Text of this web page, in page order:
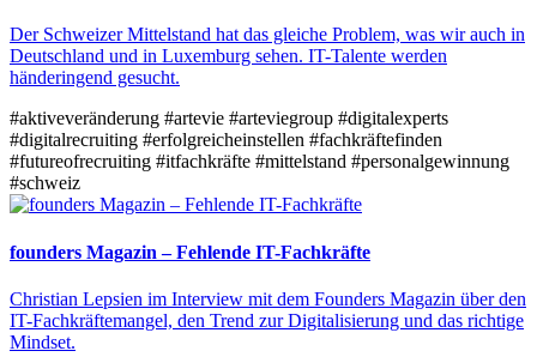
Der Schweizer Mittelstand hat das gleiche Problem, was wir auch in
Deutschland und in Luxemburg sehen. IT-Talente werden
händeringend gesucht.
#aktiveveränderung #artevie #arteviegroup #digitalexperts
#digitalrecruiting #erfolgreicheinstellen #fachkräftefinden
#futureofrecruiting #itfachkräfte #mittelstand #personalgewinnung
#schweiz
founders Magazin – Fehlende IT-Fachkräfte
Christian Lepsien im Interview mit dem Founders Magazin über den
IT-Fachkräftemangel, den Trend zur Digitalisierung und das richtige
Mindset.